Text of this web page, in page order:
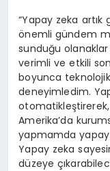
“Yapay zeka
önemli gündem
sunduğu
verimli ve etkili
boyunca
deneyimledim.
Amerika’da
yapmamda yapay
Yapay zeka
düzeye